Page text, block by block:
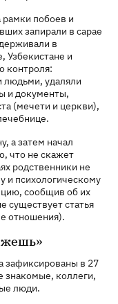
рамки побоев и
запирали в сарае
в
Узбекистане и
контроля:
людьми, удаляли
и документы,
(мечети и церкви),
а затем начал
что не скажет
родственники не
и психологическому
сообщив об их
существует статья
отношения).
зафиксированы в 27
знакомые, коллеги,
люди.